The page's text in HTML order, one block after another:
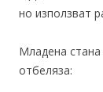
но използват
Младена стана
отбеляза: